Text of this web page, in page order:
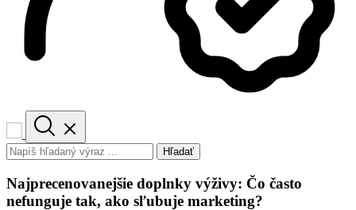
Hľadať
Najprecenovanejšie doplnky výživy: Čo často
nefunguje tak, ako sľubuje marketing?